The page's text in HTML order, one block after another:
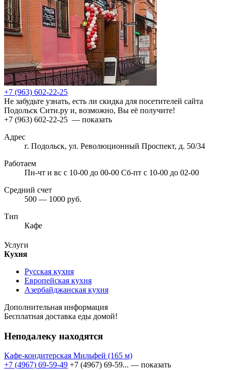
+7 (963) 602-22-25
Не забудьте узнать, есть ли скидка для посетителей сайта
Подольск Сити.ру и, возможно, Вы её получите!
+7 (963) 602-22-25 — показать
Адрес
г. Подольск, ул. Революционный Проспект, д. 50/34
Работаем
Пн-чт и вс с 10-00 до 00-00 Сб-пт с 10-00 до 02-00
Средний счет
500 — 1000 руб.
Тип
Кафе
Услуги
Кухня
Русская кухня
Европейская кухня
Азербайджанская кухня
Дополнительная информация
Бесплатная доставка еды домой!
Неподалеку находятся
Кафе-кондитерская Мильфей (165 м)
+7 (4967) 69-59-49 +7 (4967) 69-59... — показать